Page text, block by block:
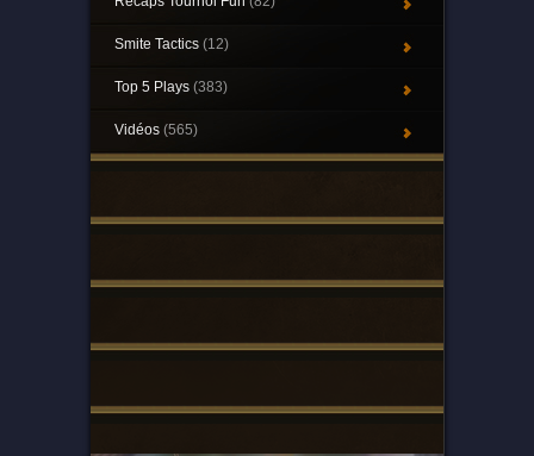
Smite Tactics (12)
Top 5 Plays (383)
Vidéos (565)